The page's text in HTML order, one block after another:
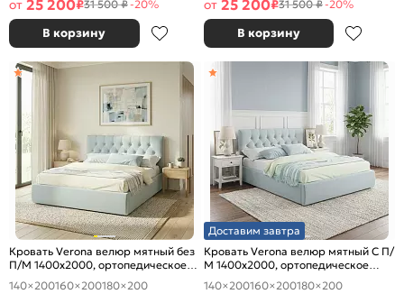
от 25 200₽31 500 ₽-20%
В корзину
от 25 200₽31 500 ₽-20%
В корзину
Кровать Verona велюр мятный без
П/М 1400x2000, ортопедическое
основание, изголовье мягкое
140×200160×200180×200
Доставим завтра
Кровать Verona велюр мятный С П/
М 1400x2000, ортопедическое
основание, изголовье мягкое
140×200160×200180×200